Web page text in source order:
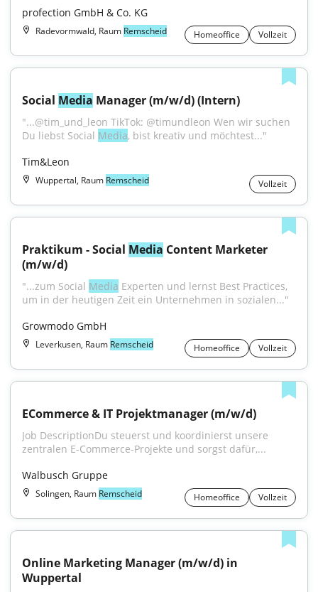
profection GmbH & Co. KG
Radevormwald, Raum Remscheid Homeoffice Vollzeit
Social Media Manager (m/w/d) (Intern)
"...@tim_und_leon TikTok: @timundleon Wen wir suchen
Du liebst Social Media, bist kreativ und möchtest..."
Tim&Leon
Wuppertal, Raum Remscheid Vollzeit
Praktikum - Social Media Content Marketer
(m/w/d)
"...zum Social Media Experten und lernst Best Practices,
um in der heutigen Zeit ein Unternehmen in sozialen..."
Growmodo GmbH
Leverkusen, Raum Remscheid Homeoffice Vollzeit
ECommerce & IT Projektmanager (m/w/d)
Job DescriptionDu steuerst und koordinierst unsere
zentralen E-Commerce-Projekte und sorgst dafür,...
Walbusch Gruppe
Solingen, Raum Remscheid Homeoffice Vollzeit
Online Marketing Manager (m/w/d) in
Wuppertal